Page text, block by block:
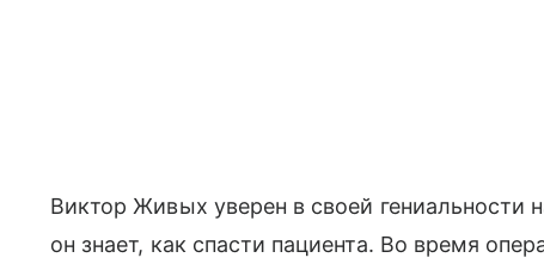
Виктор Живых уверен в своей гениальности
он знает, как спасти пациента. Во время